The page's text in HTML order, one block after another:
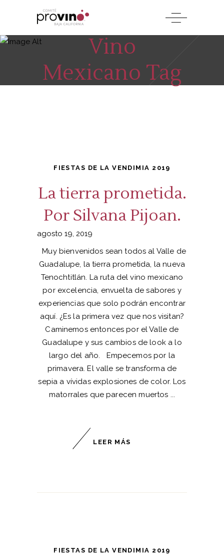
Vino
Mexicano Tag
FIESTAS DE LA VENDIMIA 2019
La tierra prometida.
Por Silvana Pijoan.
agosto 19, 2019
Muy bienvenidos sean todos al Valle de
Guadalupe, la tierra prometida, la nueva
Tenochtitlán. La ruta del vino mexicano
por excelencia, envuelta de sabores y
experiencias que solo podrán encontrar
aquí. ¿Es la primera vez que nos visitan?
Caminemos entonces por el Valle de
Guadalupe y sus cambios de look a lo
largo del año. Empecemos por la
primavera. El valle se transforma de
sepia a vívidas explosiones de color. Los
matorrales que parecen muertos
LEER MÁS
FIESTAS DE LA VENDIMIA 2019